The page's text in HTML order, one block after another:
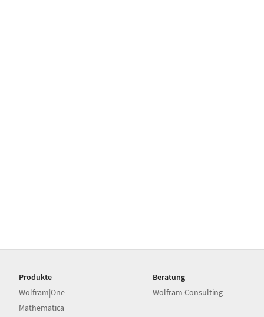
Produkte
Wolfram|One
Mathematica
Beratung
Wolfram Consulting